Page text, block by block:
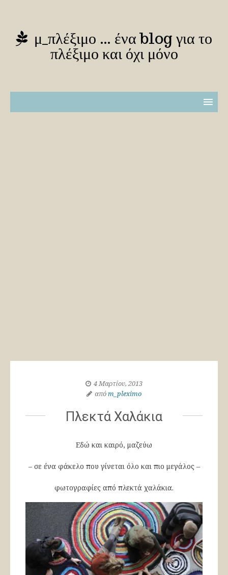
μ_πλέξιμο … ένα blog για το
πλέξιμο και όχι μόνο
4 Μαρτίου, 2013
απόm_pleximo
Πλεκτά Χαλάκια
Εδώ και καιρό, μαζεύω
– σε ένα φάκελο που γίνεται όλο και πιο μεγάλος –
φωτογραφίες από πλεκτά χαλάκια.